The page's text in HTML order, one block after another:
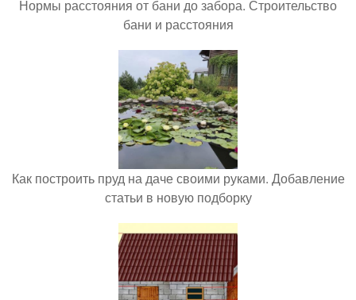
Нормы расстояния от бани до забора. Строительство
бани и расстояния
Как построить пруд на даче своими руками. Добавление
статьи в новую подборку